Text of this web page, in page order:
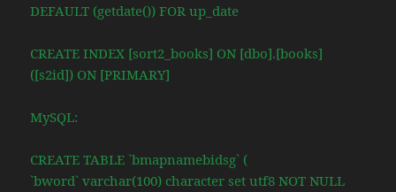
DEFAULT (getdate()) FOR up_date
CREATE INDEX [sort2_books] ON [dbo].[books]
([s2id]) ON [PRIMARY]
MySQL:
CREATE TABLE `bmapnamebidsg` (
`bword` varchar(100) character set utf8 NOT NULL